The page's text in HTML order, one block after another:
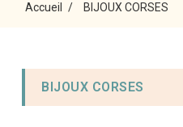
Accueil BIJOUX CORSES
BIJOUX CORSES